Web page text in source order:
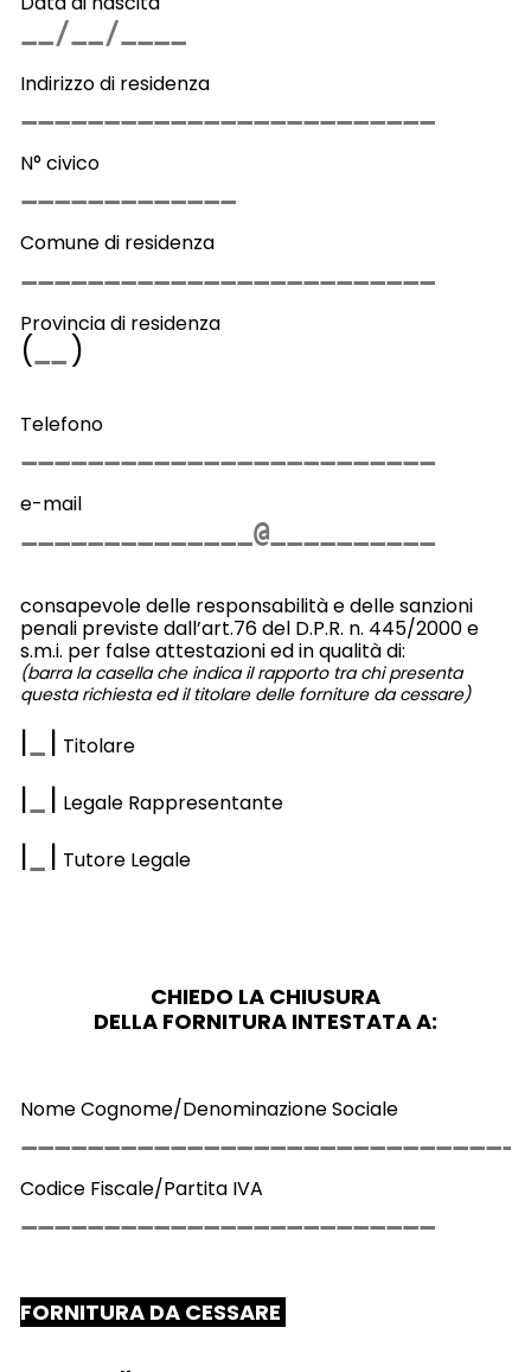
Indirizzo di residenza
N° civico
Comune di residenza
Provincia di residenza
( )
Telefono
e-mail
consapevole delle responsabilità e delle sanzioni
penali previste dall’art.76 del D.P.R. n. 445/2000 e
s.m.i. per false attestazioni ed in qualità di:
(barra la casella che indica il rapporto tra chi presenta
questa richiesta ed il titolare delle forniture da cessare)
| | Titolare
| | Legale Rappresentante
| | Tutore Legale
CHIEDO LA CHIUSURA
DELLA FORNITURA INTESTATA A:
Nome Cognome/Denominazione Sociale
Codice Fiscale/Partita IVA
FORNITURA DA CESSARE